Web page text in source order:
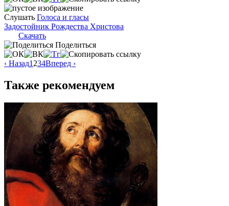
Слушать Голоса и гласы
Задостойник Рождества Христова
Скачать
Поделиться
‹ Назад1 234Вперед ›
Также рекомендуем